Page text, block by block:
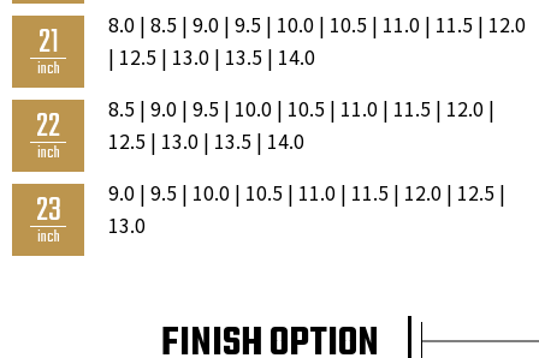
21
inch
8.0 | 8.5 | 9.0 | 9.5 | 10.0 | 10.5 | 11.0 | 11.5 | 12.0
| 12.5 | 13.0 | 13.5 | 14.0
22
inch
8.5 | 9.0 | 9.5 | 10.0 | 10.5 | 11.0 | 11.5 | 12.0 |
12.5 | 13.0 | 13.5 | 14.0
23
inch
9.0 | 9.5 | 10.0 | 10.5 | 11.0 | 11.5 | 12.0 | 12.5 |
13.0
FINISH OPTION